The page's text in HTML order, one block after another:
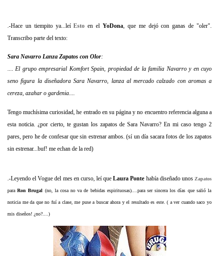
.-Hace un tiempito ya...leíEsto en elYoDona, que me dejó con ganas de "oler".
Transcribo parte del texto:
Sara Navarro Lanza Zapatos con Olor:
.... El grupo empresarial Komfort Spain, propiedad de la familia Navarro y en cuyo
seno figura la diseñadora Sara Navarro, lanza al mercado calzado con aromas a
cereza, azahar o gardenia....
Tengo muchísima curiosidad, he entrado en su página y no encuentro referencia alguna a
esta noticia. ¿por cierto, te gustan los zapatos de Sara Navarro? En mi caso tengo 2
pares, pero he de confesar que sin estrenar ambos. (sí un día sacara fotos de los zapatos
sin estrenar...buf! me echan de la red)
.-Leyendo el Vogue del mes en curso, leí queLaura Ponte había diseñado unosZapatos
paraRon Brugal (no, la cosa no va de bebidas espirituosas)....para ser sincera los días que salió la
noticia me da que no fuí a clase, me puse a buscar ahora y el resultado es este. ( a ver cuando saco yo
mis diseños! ¿no?....)